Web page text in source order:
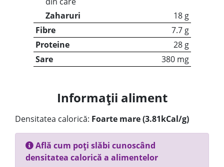
Zaharuri
18 g
Fibre
7.7 g
Proteine
28 g
Sare
380 mg
Informații aliment
Densitatea calorică: Foarte mare (3.81kCal/g)
Află cum poți slăbi cunoscând
densitatea calorică a alimentelor